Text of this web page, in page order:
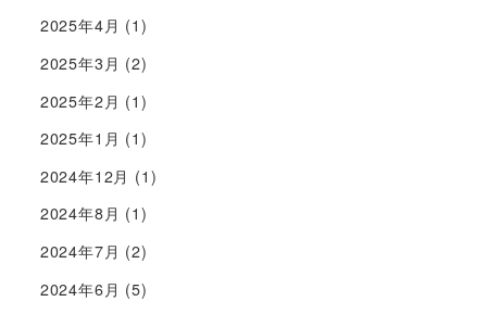
2025年4月 (1)
2025年3月 (2)
2025年2月 (1)
2025年1月 (1)
2024年12月 (1)
2024年8月 (1)
2024年7月 (2)
2024年6月 (5)